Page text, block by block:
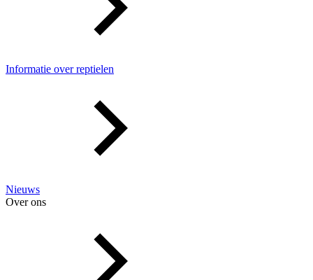
Informatie over reptielen
Nieuws
Over ons